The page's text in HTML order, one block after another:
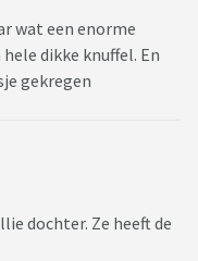
wat een enorme
dikke knuffel. En
gekregen
dochter. Ze heeft de